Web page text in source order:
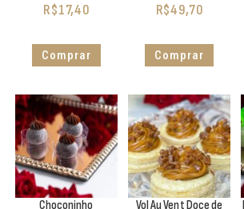
R$17,40
Comprar
R$49,70
Comprar
Choconinho
Vol Au Vent Doce de